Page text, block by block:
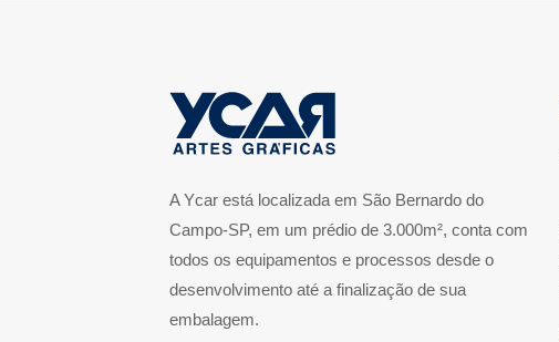
A Ycar está localizada em São Bernardo do
Campo-SP, em um prédio de 3.000m², conta com
todos os equipamentos e processos desde o
desenvolvimento até a finalização de sua
embalagem.